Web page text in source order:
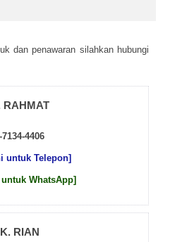
dаn реnаwаrаn sіlаhkаn hubungі
RAHMAT
7134-4406
untuk Telepon]
WhatsApp]
RIAN